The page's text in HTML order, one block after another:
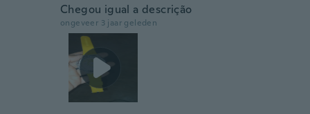
Chegou igual a descrição
ongeveer 3 jaar geleden